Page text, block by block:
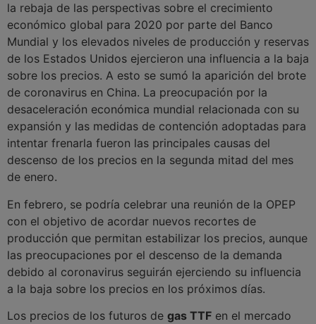
la rebaja de las perspectivas sobre el crecimiento
económico global para 2020 por parte del Banco
Mundial y los elevados niveles de producción y reservas
de los Estados Unidos ejercieron una influencia a la baja
sobre los precios. A esto se sumó la aparición del brote
de coronavirus en China. La preocupación por la
desaceleración económica mundial relacionada con su
expansión y las medidas de contención adoptadas para
intentar frenarla fueron las principales causas del
descenso de los precios en la segunda mitad del mes
de enero.
En febrero, se podría celebrar una reunión de la OPEP
con el objetivo de acordar nuevos recortes de
producción que permitan estabilizar los precios, aunque
las preocupaciones por el descenso de la demanda
debido al coronavirus seguirán ejerciendo su influencia
a la baja sobre los precios en los próximos días.
Los precios de los futuros de gas TTF en el mercado